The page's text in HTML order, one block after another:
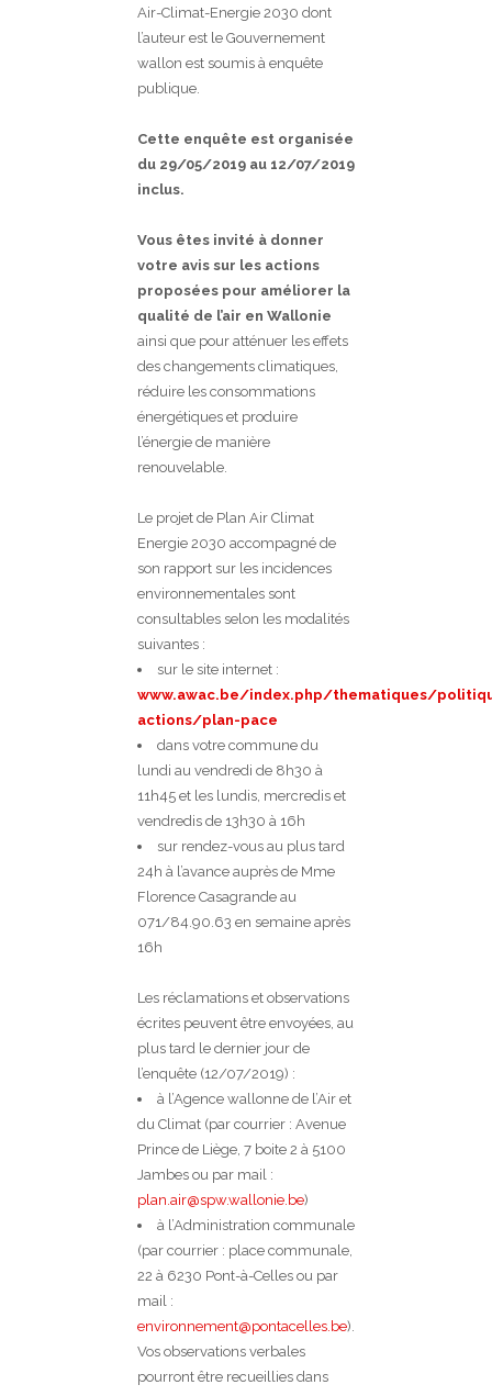
Air-Climat-Energie 2030 dont
l’auteur est le Gouvernement
wallon est soumis à enquête
publique.
Cette enquête est organisée
du 29/05/2019 au 12/07/2019
inclus.
Vous êtes invité à donner
votre avis sur les actions
proposées pour améliorer la
qualité de l’air en Wallonie
ainsi que pour atténuer les effets
des changements climatiques,
réduire les consommations
énergétiques et produire
l’énergie de manière
renouvelable.
Le projet de Plan Air Climat
Energie 2030 accompagné de
son rapport sur les incidences
environnementales sont
consultables selon les modalités
suivantes :
sur le site internet :
www.awac.be/index.php/thematiques/
actions/plan-pace
dans votre commune du
lundi au vendredi de 8h30 à
11h45 et les lundis, mercredis et
vendredis de 13h30 à 16h
sur rendez-vous au plus tard
24h à l’avance auprès de Mme
Florence Casagrande au
071/84.90.63 en semaine après
16h
Les réclamations et observations
écrites peuvent être envoyées, au
plus tard le dernier jour de
l’enquête (12/07/2019) :
à l’Agence wallonne de l’Air et
du Climat (par courrier : Avenue
Prince de Liège, 7 boite 2 à 5100
Jambes ou par mail :
plan.air@spw.wallonie.be)
à l’Administration communale
(par courrier : place communale,
22 à 6230 Pont-à-Celles ou par
mail :
environnement@pontacelles.be).
Vos observations verbales
pourront être recueillies dans